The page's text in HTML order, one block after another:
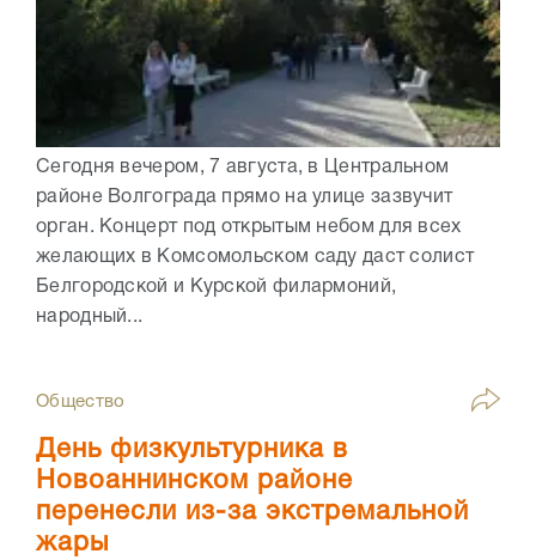
Сегодня вечером, 7 августа, в Центральном
районе Волгограда прямо на улице зазвучит
орган. Концерт под открытым небом для всех
желающих в Комсомольском саду даст солист
Белгородской и Курской филармоний,
народный...
Общество
День физкультурника в
Новоаннинском районе
перенесли из-за экстремальной
жары